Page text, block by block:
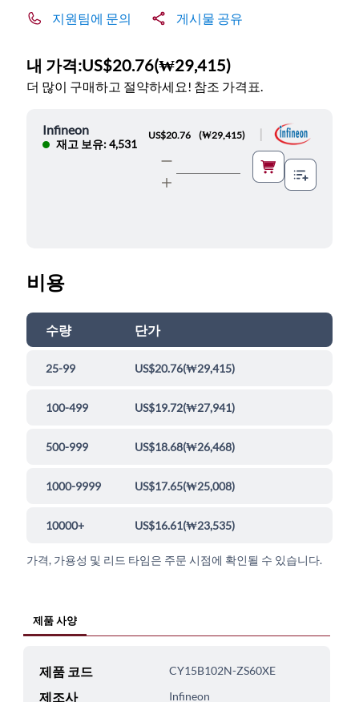
지원팀에 문의 게시물 공유
내 가격:US$20.76(₩29,415)
더 많이 구매하고 절약하세요! 참조 가격표.
Infineon
재고 보유: 4,531
US$20.76 (₩29,415)
비용
수량 단가
25-99 US$20.76(₩29,415)
100-499 US$19.72(₩27,941)
500-999 US$18.68(₩26,468)
1000-9999 US$17.65(₩25,008)
10000+ US$16.61(₩23,535)
가격, 가용성 및 리드 타임은 주문 시점에 확인될 수 있습니다.
제품 사양
제품 코드 CY15B102N-ZS60XE
제조사 Infineon